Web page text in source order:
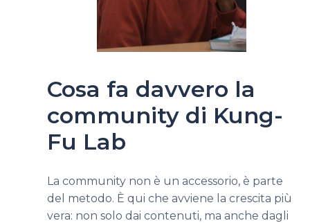
Cosa fa davvero la
community di Kung-
Fu Lab
La community non è un accessorio, è parte
del metodo. È qui che avviene la crescita più
vera: non solo dai contenuti, ma anche dagli